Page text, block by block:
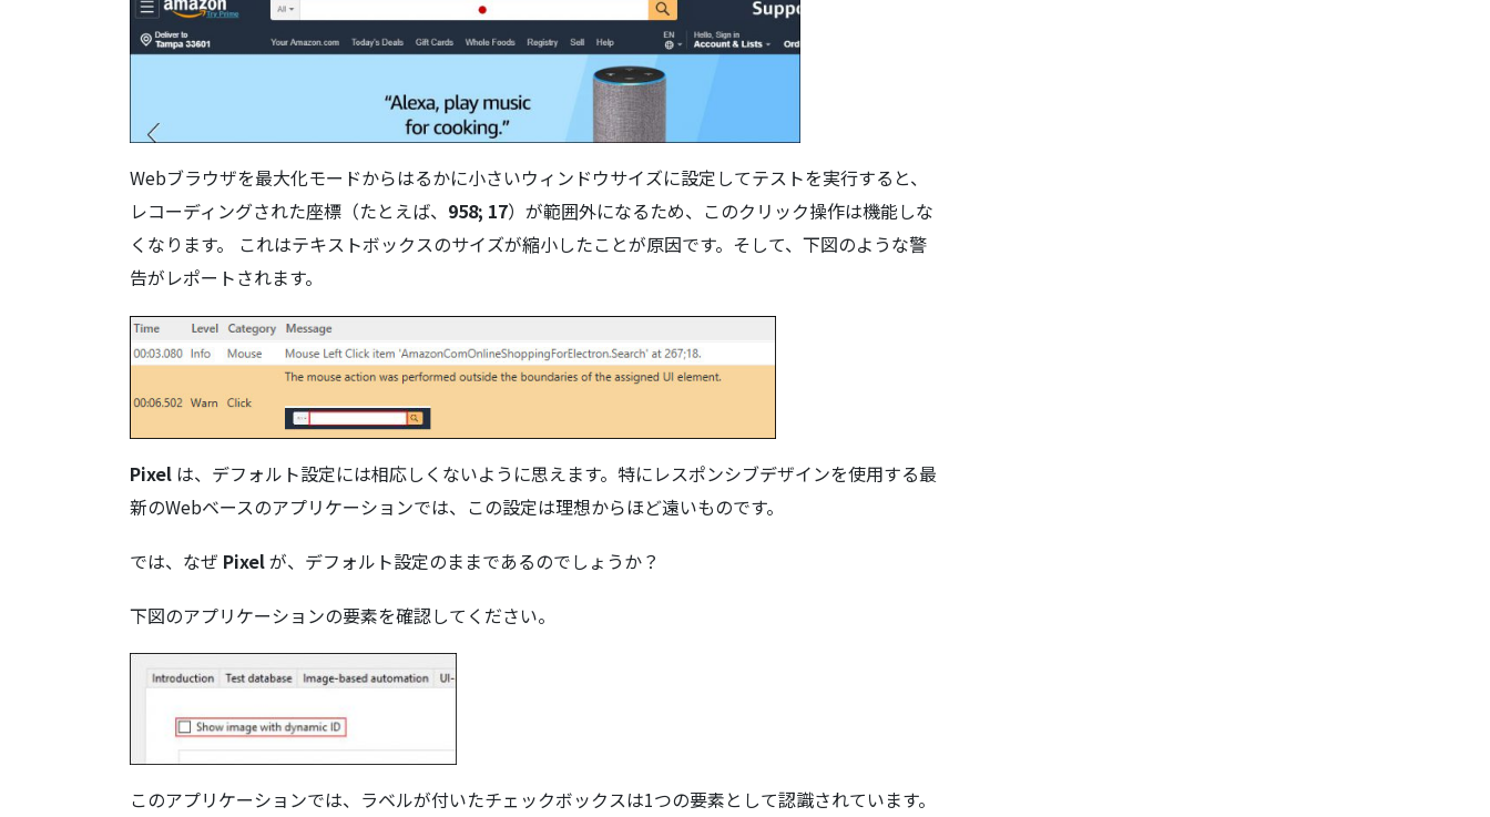
Webブラウザを最大化モードからはるかに小さいウィンドウサイズに設定してテストを実行すると、
レコーディングされた座標（たとえば、 958; 17）が範囲外になるため、このクリック操作は機能しな
くなります。 これはテキストボックスのサイズが縮小したことが原因です。そして、下図のような警
告がレポートされます。
Pixel は、デフォルト設定には相応しくないように思えます。特にレスポンシブデザインを使用する最
新のWebベースのアプリケーションでは、この設定は理想からほど遠いものです。
では、なぜ Pixelが、デフォルト設定のままであるのでしょうか？
下図のアプリケーションの要素を確認してください。
このアプリケーションでは、ラベルが付いたチェックボックスは1つの要素として認識されています。